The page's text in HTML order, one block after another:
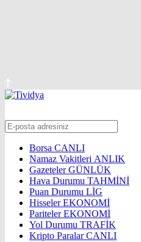
Borsa CANLI
Namaz Vakitleri ANLIK
GazetelerGÜNLÜK
Hava Durumu TAHMİNİ
Puan Durumu LİG
HisselerEKONOMİ
ParitelerEKONOMİ
Yol Durumu TRAFİK
Kripto ParalarCANLI